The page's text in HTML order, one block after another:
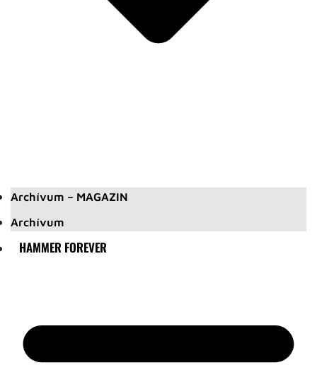
Archívum – MAGAZIN
Archívum
HAMMER FOREVER